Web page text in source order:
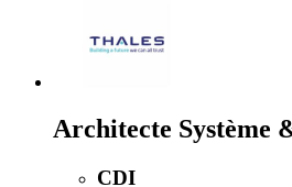
Architecte Système
CDI